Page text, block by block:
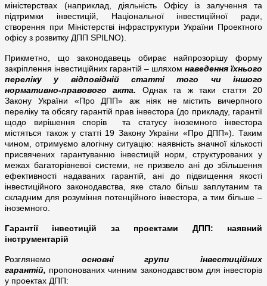
міністерствах (наприклад, діяльність Офісу із залучення та
підтримки інвестицій, Національної інвестиційної ради,
створення при Міністерстві інфраструктури України Проектного
офісу з розвитку ДПП SPILNO).
Прикметно, що законодавець обирає найпрозорішу форму
закріплення інвестиційних гарантій – шляхом наведення їхнього
переліку у відповідній статті того чи іншого
нормативно-правового акта. Однак та ж таки стаття 20
Закону України «Про ДПП» аж ніяк не містить вичерпного
переліку та обсягу гарантій прав інвестора (до прикладу, гарантії
щодо вирішення спорів та статусу іноземного інвестора
містяться також у статті 19 Закону України «Про ДПП»). Таким
чином, отримуємо алогічну ситуацію: наявність значної кількості
присвячених гарантуванню інвестицій норм, структурованих у
межах багаторівневої системи, не призвело ані до збільшення
ефективності надаваних гарантій, ані до підвищення якості
інвестиційного законодавства, яке стало більш заплутаним та
складним для розуміння потенційного інвестора, а тим більше –
іноземного.
Гарантії інвестицій за проектами ДПП: наявний
інструментарій
Розглянемо основні групи інвестиційних
гарантій, пропонованих чинним законодавством для інвесторів
у проектах ДПП: